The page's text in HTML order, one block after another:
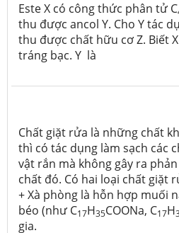
Este X có công thức phân tử C
thu được ancol Y. Cho Y tác
thu được chất hữu cơ Z. Biết
tráng bạc. Y là
Chất giặt rửa là những chất
thì có tác dụng làm sạch các
vật rắn mà không gây ra
chất đó. Có hai loại chất giặt
+ Xà phòng là hỗn hợp muối
béo (như C17H35COONa, C17H
gia.